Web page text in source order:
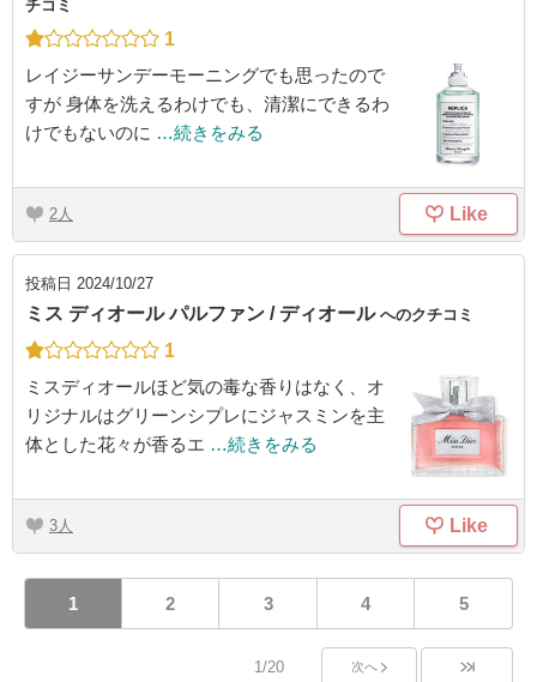
チコミ
1
レイジーサンデーモーニングでも思ったので
すが 身体を洗えるわけでも、清潔にできるわ
けでもないのに …続きをみる
2 Like
投稿日 2024/10/27
ミス ディオール パルファン / ディオール へのクチコミ
1
ミスディオールほど気の毒な香りはなく、オ
リジナルはグリーンシプレにジャスミンを主
体とした花々が香るエ …続きをみる
3 Like
1 2 3 4 5
1/20 次へ